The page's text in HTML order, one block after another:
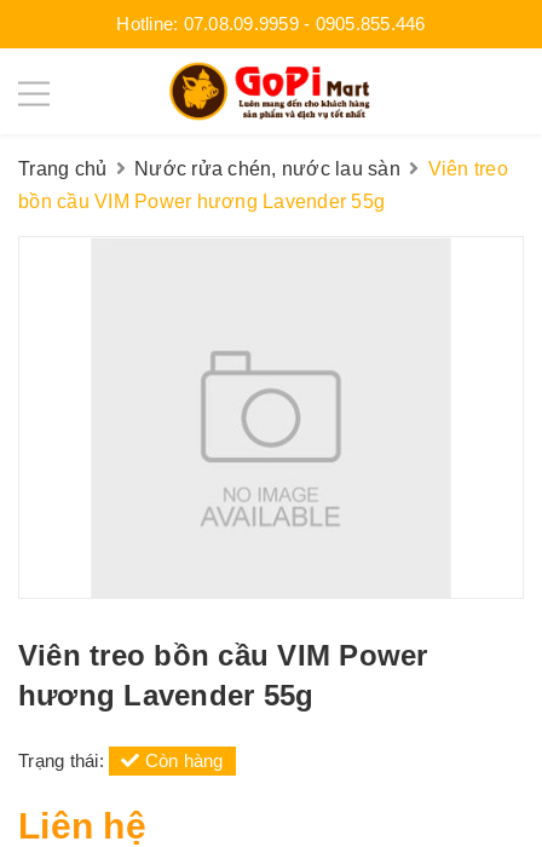
Hotline: 07.08.09.9959- 0905.855.446
Trang chủ Nước rửa chén, nước lau sàn
Viên treo
bồn cầu VIM Power hương Lavender 55g
Viên treo bồn cầu VIM Power
hương Lavender 55g
Trạng thái: Còn hàng
Liên hệ